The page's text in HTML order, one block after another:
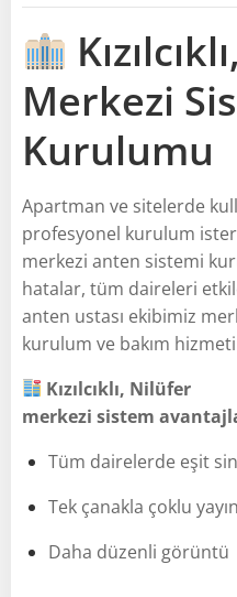
Merkezi
Kurulumu
Apartman ve sitelerde
profesyonel kurulum ister.
merkezi anten sistemi
hatalar, tüm daireleri
anten ustası ekibimiz
kurulum ve bakım
Kızılcıklı, Nilüfer
merkezi sistem
Tüm dairelerde eşit
Tek çanakla çoklu yayın
Daha düzenli görüntü